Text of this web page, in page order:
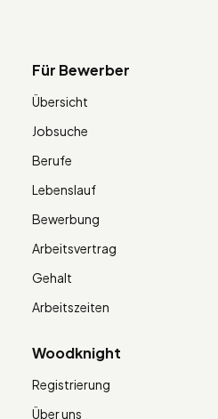
Für Bewerber
Übersicht
Jobsuche
Berufe
Lebenslauf
Bewerbung
Arbeitsvertrag
Gehalt
Arbeitszeiten
Woodknight
Registrierung
Über uns